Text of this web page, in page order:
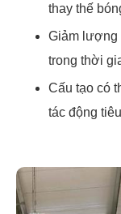
thay thế
Giảm lượng
trong thời
Cấu tạo có
tác động